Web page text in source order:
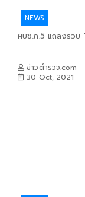
NEWS
ผบช.ภ.5 แถลงรวบ
ข่าวตำรวจ.com
30 Oct, 2021